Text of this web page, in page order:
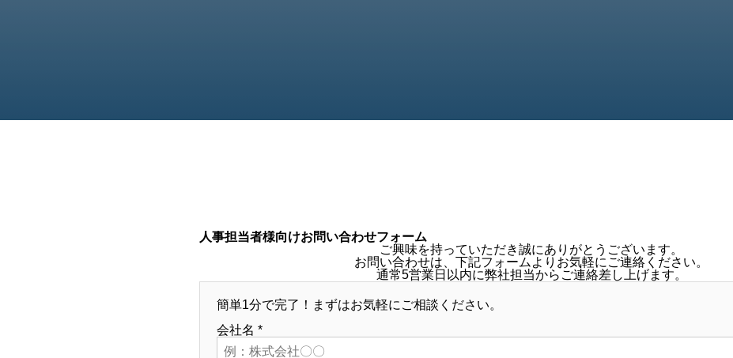
人事担当者様向けお問い合わせフォーム
ご興味を持っていただき誠にありがとうございます。
お問い合わせは、下記フォームよりお気軽にご連絡ください。
通常5営業日以内に弊社担当からご連絡差し上げます。
簡単1分で完了！まずはお気軽にご相談ください。
会社名 *